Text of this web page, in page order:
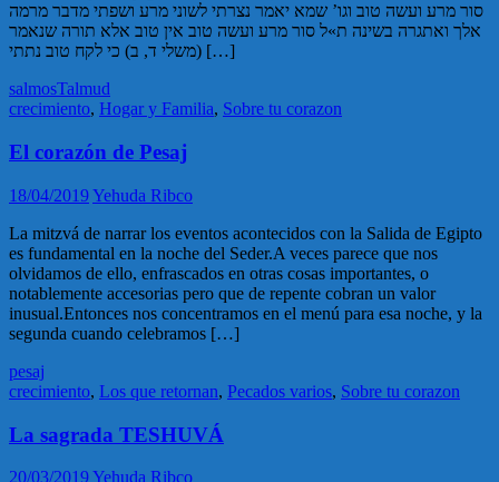
סור מרע ועשה טוב וגו’ שמא יאמר נצרתי לשוני מרע ושפתי מדבר מרמה
אלך ואתגרה בשינה ת»ל סור מרע ועשה טוב אין טוב אלא תורה שנאמר
(משלי ד, ב) כי לקח טוב נתתי […]
salmosTalmud
crecimiento, Hogar y Familia, Sobre tu corazon
El corazón de Pesaj
18/04/2019Yehuda Ribco
La mitzvá de narrar los eventos acontecidos con la Salida de Egipto
es fundamental en la noche del Seder.A veces parece que nos
olvidamos de ello, enfrascados en otras cosas importantes, o
notablemente accesorias pero que de repente cobran un valor
inusual.Entonces nos concentramos en el menú para esa noche, y la
segunda cuando celebramos […]
pesaj
crecimiento, Los que retornan, Pecados varios, Sobre tu corazon
La sagrada TESHUVÁ
20/03/2019Yehuda Ribco